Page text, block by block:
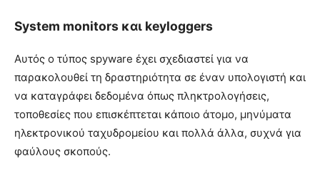
System monitors και keyloggers
Αυτός ο τύπος spyware έχει σχεδιαστεί για να
παρακολουθεί τη δραστηριότητα σε έναν υπολογιστή και
να καταγράφει δεδομένα όπως πληκτρολογήσεις,
τοποθεσίες που επισκέπτεται κάποιο άτομο, μηνύματα
ηλεκτρονικού ταχυδρομείου και πολλά άλλα, συχνά για
φαύλους σκοπούς.